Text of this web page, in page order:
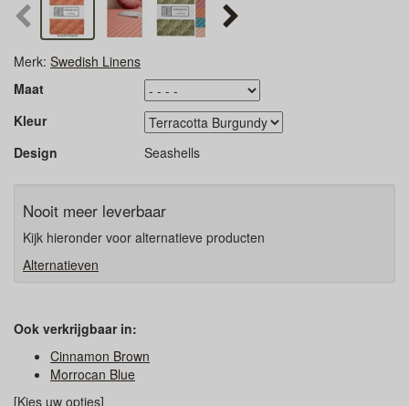
Merk: Swedish Linens
Maat
Kleur
Design
Seashells
Nooit meer leverbaar
Kijk hieronder voor alternatieve producten
Alternatieven
Ook verkrijgbaar in:
Cinnamon Brown
Morrocan Blue
[Kies uw opties]